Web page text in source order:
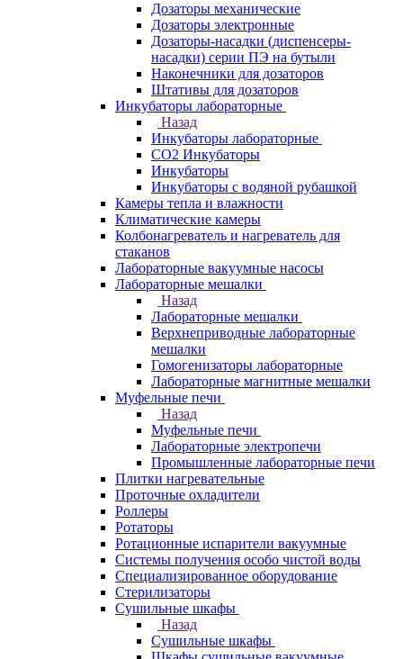
Дозаторы механические
Дозаторы электронные
Дозаторы-насадки (диспенсеры-
насадки) серии ПЭ на бутыли
Наконечники для дозаторов
Штативы для дозаторов
Инкубаторы лабораторные
Назад
Инкубаторы лабораторные
CO2 Инкубаторы
Инкубаторы
Инкубаторы с водяной рубашкой
Камеры тепла и влажности
Климатические камеры
Колбонагреватель и нагреватель для
стаканов
Лабораторные вакуумные насосы
Лабораторные мешалки
Назад
Лабораторные мешалки
Верхнеприводные лабораторные
мешалки
Гомогенизаторы лабораторные
Лабораторные магнитные мешалки
Муфельные печи
Назад
Муфельные печи
Лабораторные электропечи
Промышленные лабораторные печи
Плитки нагревательные
Проточные охладители
Роллеры
Ротаторы
Ротационные испарители вакуумные
Системы получения особо чистой воды
Специализированное оборудование
Стерилизаторы
Сушильные шкафы
Назад
Сушильные шкафы